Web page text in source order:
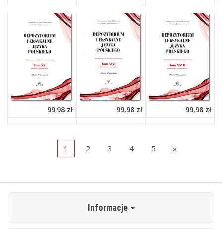
99,98 zł 99,98 zł 99,98 zł
1 2 3 4 5 »
Informacje